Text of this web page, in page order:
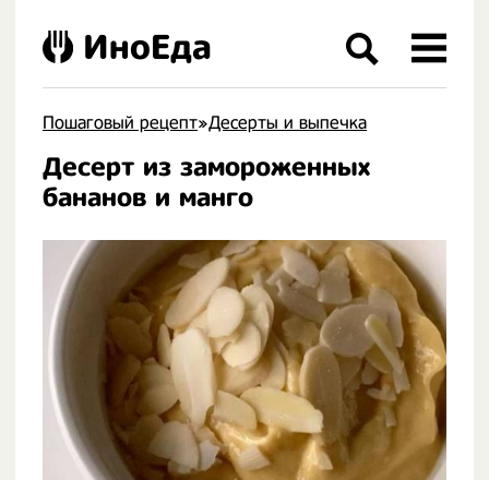
Пошаговый рецепт»Десерты и выпечка
Десерт из замороженных
бананов и манго
ИноЕда